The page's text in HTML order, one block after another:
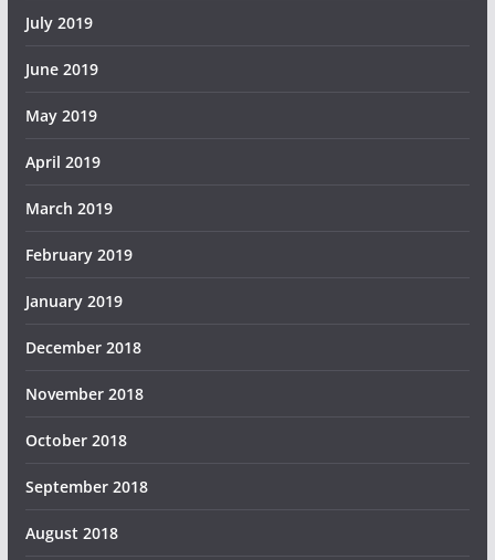
July 2019
June 2019
May 2019
April 2019
March 2019
February 2019
January 2019
December 2018
November 2018
October 2018
September 2018
August 2018